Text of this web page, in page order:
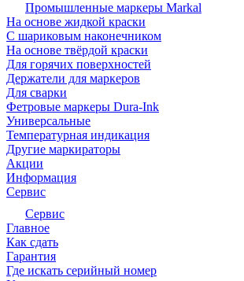
Промышленные маркеры Markal
На основе жидкой краски
С шариковым наконечником
На основе твёрдой краски
Для горячих поверхностей
Держатели для маркеров
Для сварки
Фетровые маркеры Dura-Ink
Универсальные
Температурная индикация
Другие маркираторы
Акции
Информация
Сервис
Сервис
Главное
Как сдать
Гарантия
Где искать серийный номер